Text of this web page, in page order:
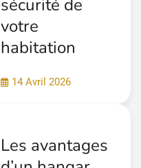
sécurité de
votre
habitation
14 Avril 2026
Les avantages